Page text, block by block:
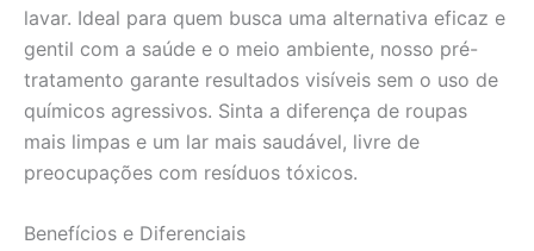
lavar. Ideal para quem busca uma alternativa eficaz e
gentil com a saúde e o meio ambiente, nosso pré-
tratamento garante resultados visíveis sem o uso de
químicos agressivos. Sinta a diferença de roupas
mais limpas e um lar mais saudável, livre de
preocupações com resíduos tóxicos.
Benefícios e Diferenciais